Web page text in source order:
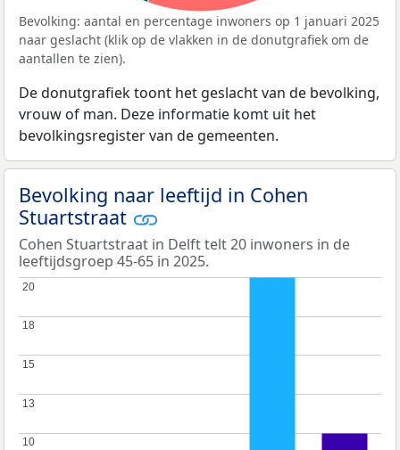
Bevolking: aantal en percentage inwoners op 1 januari 2025
naar geslacht (klik op de vlakken in de donutgrafiek om de
aantallen te zien).
De donutgrafiek toont het geslacht van de bevolking,
vrouw of man. Deze informatie komt uit het
bevolkingsregister van de gemeenten.
Bevolking naar leeftijd in Cohen
Stuartstraat
Cohen Stuartstraat in Delft telt 20 inwoners in de
leeftijdsgroep 45-65 in 2025.
10
10
13
13
15
15
18
18
20
20